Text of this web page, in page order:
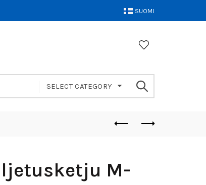
SUOMI
SELECT CATEGORY
M-